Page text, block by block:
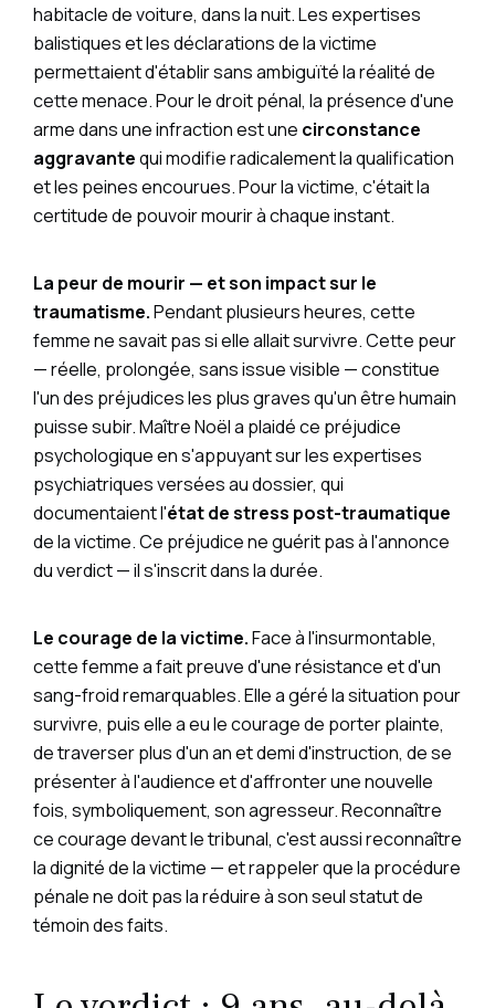
habitacle de voiture, dans la nuit. Les expertises
balistiques et les déclarations de la victime
permettaient d'établir sans ambiguïté la réalité de
cette menace. Pour le droit pénal, la présence d'une
arme dans une infraction est une circonstance
aggravantequi modifie radicalement la qualification
et les peines encourues. Pour la victime, c'était la
certitude de pouvoir mourir à chaque instant.
La peur de mourir — et son impact sur le
traumatisme.Pendant plusieurs heures, cette
femme ne savait pas si elle allait survivre. Cette peur
— réelle, prolongée, sans issue visible — constitue
l'un des préjudices les plus graves qu'un être humain
puisse subir. Maître Noël a plaidé ce préjudice
psychologique en s'appuyant sur les expertises
psychiatriques versées au dossier, qui
documentaient l'état de stress post-traumatique
de la victime. Ce préjudice ne guérit pas à l'annonce
du verdict — il s'inscrit dans la durée.
Le courage de la victime.Face à l'insurmontable,
cette femme a fait preuve d'une résistance et d'un
sang-froid remarquables. Elle a géré la situation pour
survivre, puis elle a eu le courage de porter plainte,
de traverser plus d'un an et demi d'instruction, de se
présenter à l'audience et d'affronter une nouvelle
fois, symboliquement, son agresseur. Reconnaître
ce courage devant le tribunal, c'est aussi reconnaître
la dignité de la victime — et rappeler que la procédure
pénale ne doit pas la réduire à son seul statut de
témoin des faits.